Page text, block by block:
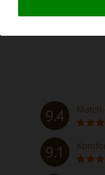
9.4 Match
9.1